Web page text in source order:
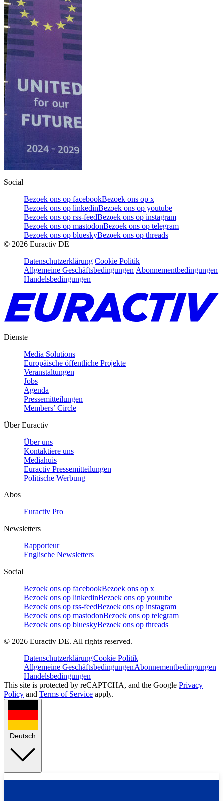
Social
Bezoek ons op facebookBezoek ons op x
Bezoek ons op linkedinBezoek ons op youtube
Bezoek ons op rss-feedBezoek ons op instagram
Bezoek ons op mastodonBezoek ons op telegram
Bezoek ons op blueskyBezoek ons op threads
© 2026 Euractiv DE
Datenschutzerklärung Cookie Politik
Allgemeine Geschäftsbedingungen Abonnementbedingungen
Handelsbedingungen
Dienste
Media Solutions
Europäische öffentliche Projekte
Veranstaltungen
Jobs
Agenda
Pressemitteilungen
Members’ Circle
Über Euractiv
Über uns
Kontaktiere uns
Mediahuis
Euractiv Pressemitteilungen
Politische Werbung
Abos
Euractiv Pro
Newsletters
Rapporteur
Englische Newsletters
Social
Bezoek ons op facebookBezoek ons op x
Bezoek ons op linkedinBezoek ons op youtube
Bezoek ons op rss-feedBezoek ons op instagram
Bezoek ons op mastodonBezoek ons op telegram
Bezoek ons op blueskyBezoek ons op threads
© 2026 Euractiv DE. All rights reserved.
DatenschutzerklärungCookie Politik
Allgemeine GeschäftsbedingungenAbonnementbedingungen
Handelsbedingungen
This site is protected by reCAPTCHA, and the Google Privacy
Policy and Terms of Service apply.
Deutsch